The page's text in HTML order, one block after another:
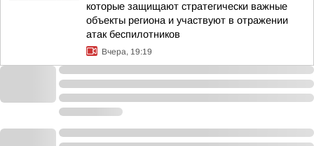
которые защищают стратегически важные
объекты региона и участвуют в отражении
атак беспилотников
Вчера, 19:19